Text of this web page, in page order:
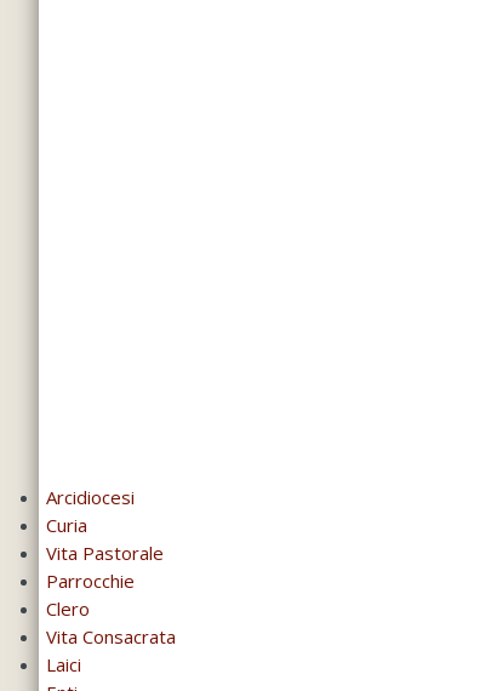
Arcidiocesi
Curia
Vita Pastorale
Parrocchie
Clero
Vita Consacrata
Laici